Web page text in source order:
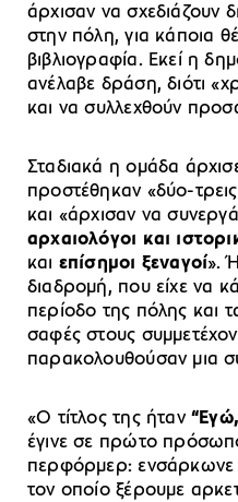
άρχισαν να σχεδιάζουν
στην πόλη, για κάποια
βιβλιογραφία. Εκεί η
ανέλαβε δράση, διότι
και να συλλεχθούν
Σταδιακά η ομάδα
προστέθηκαν «δύο-
και «άρχισαν να
αρχαιολόγοι και
και επίσημοι ξεναγοί».
διαδρομή, που είχε να
περίοδο της πόλης και
σαφές στους
παρακολουθούσαν μια
«Ο τίτλος της ήταν
έγινε σε πρώτο
περφόρμερ: ενσάρκωνε
τον οποίο ξέρουμε